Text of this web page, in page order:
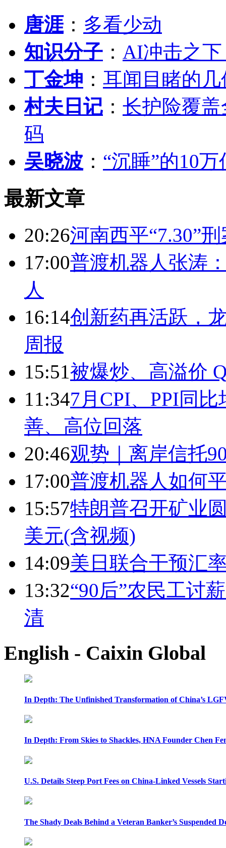
唐涯： 多看少动
知识分子 ： AI冲击之
丁金坤 ： 耳闻目睹的
村夫日记 ： 长护险覆
码
吴晓波 ： “沉睡”的10
最新文章
20:26河南西平“7.30”
17:00普渡机器人张涛
人
16:14创新药再活跃，
周报
15:51被爆炒、高溢价
11:347月CPI、PPI同
善、高位回落
20:46观势｜离岸信托
17:00普渡机器人如何
15:57特朗普召开矿业
美元(含视频)
14:09美日联合干预汇
13:32“90后”农民工讨
清
English - Caixin Global
In Depth: The Unfinished Transformation of China’s
In Depth: From Skies to Shackles, HNA Founder Chen
U.S. Details Steep Port Fees on China-Linked Vessels
The Shady Deals Behind a Veteran Banker’s Suspended